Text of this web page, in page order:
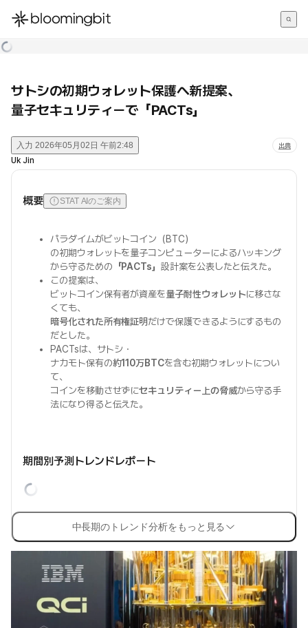
한국어
サトシの初期ウォレット保護へ新提案、
量子セキュリティーで「PACTs」
入力 2026年05月02日 午前2:48 出典
Uk Jin
概要 STAT AIのご案内
パラダイムがビットコイン（BTC）
の初期ウォレットを量子コンピューターによるハッキング
から守るための 「PACTs」設計案を公表したと伝えた。
この提案は、
ビットコイン保有者が資産を量子耐性ウォレットに移さな
くても、
暗号化された所有権証明だけで保護できるようにするもの
だとした。
PACTsは、サトシ・
ナカモト保有の約110万BTCを含む初期ウォレットについ
て、
コインを移動させずにセキュリティー上の脅威から守る手
法になり得ると伝えた。
期間別予測トレンドレポート
中長期のトレンド分析をもっと見る